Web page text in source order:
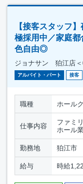
【接客スタッフ
極採用中／家庭
色自由◎
ジョナサン 狛江店＜
アルバイト・パート 接客
職種 ホール
仕事内容
ファミ
ホール
勤務地 狛江市
給与 時給